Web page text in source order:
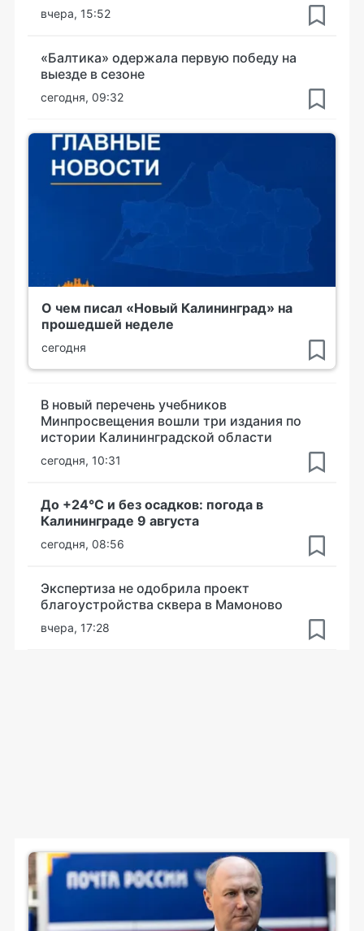
вчера, 15:52
«Балтика» одержала первую победу на
выезде в сезоне
сегодня, 09:32
О чем писал «Новый Калининград» на
прошедшей неделе
сегодня
В новый перечень учебников
Минпросвещения вошли три издания по
истории Калининградской области
сегодня, 10:31
До +24°С и без осадков: погода в
Калининграде 9 августа
сегодня, 08:56
Экспертиза не одобрила проект
благоустройства сквера в Мамоново
вчера, 17:28